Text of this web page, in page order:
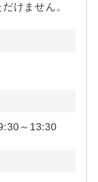
けません。
～13:30